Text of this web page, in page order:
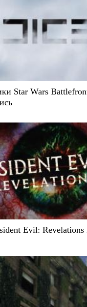
Star Wars
Evil: Revelations